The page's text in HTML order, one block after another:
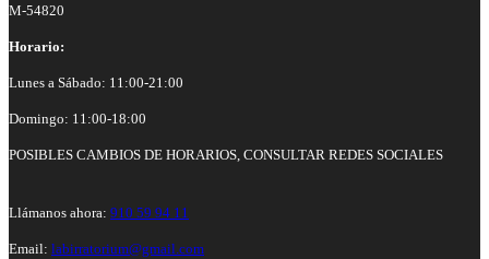
M-54820
Horario:
Lunes a Sábado: 11:00-21:00
Domingo: 11:00-18:00
POSIBLES CAMBIOS DE HORARIOS, CONSULTAR REDES SOCIALES
Llámanos ahora: 910 59 94 11
Email: labirratorium@gmail.com